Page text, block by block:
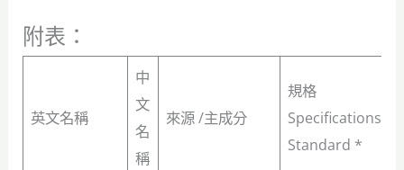
附表：
英文名稱
中
文
名
稱
來源 /主成分
規格
Specifications
Standard *